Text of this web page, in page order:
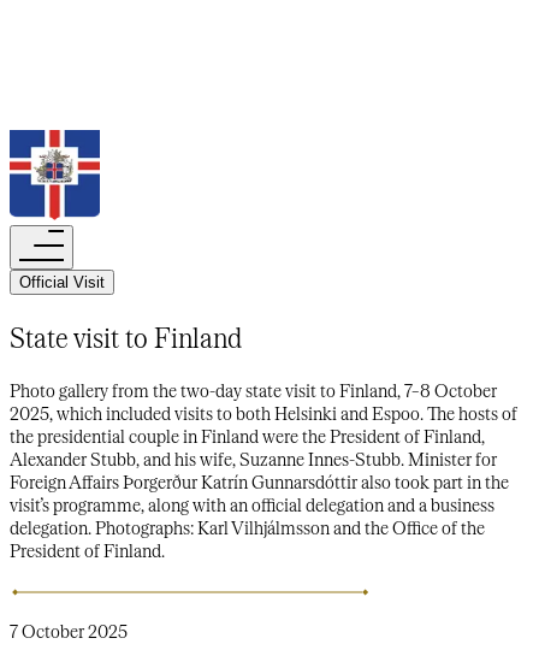
Official Visit​​​​‌ ‍ ​‍​‍‌‍ ‌ ​‍‌‍‍‌‌‍‌ ‌‍‍‌‌‍ ‍​‍​‍​ ‍‍​‍​‍‌ ​ ‌‍​‌‌‍ ‍‌‍‍‌‌ ‌​‌ ‍‌​‍ ‍‌‍‍‌‌‍ ​‍​‍​‍ ​​‍​‍‌‍‍​‌ ​‍‌‍‌‌‌‍‌‍​‍​‍​ ‍‍​‍​‍‌‍‍​‌ ‌​‌ ‌​‌ ​​‌ ​ ​‍ ​‍ ‌‍‌‍‌‍ ‌ ​‍‌ ​ ‌‍‌‌‌ ‌​‌‍‍‌​‍ ‌‌‍‍‌‌ ​ ‌‍ ​‌‍​‌‌‍ ‍‌‍‌​‌ ​ ​‍ ‍‌ ‌‍‌‍‌‌‌ ​‍‌‍​ ‌‍‌‌‌‍ ​​‍ ‍‌‍​‌‌ ​​‌ ​​​‍ ‌ ​ ‌ ‌​‌ ‌‌‌‍‌​‌‍‍‌‌‍ ​‍ ‌‍‍‌‌‍ ‍‌ ‌​‌‍‌‌‌‍ ‍‌ ‌​​‍ ‌‍‌‌‌‍‌​‌‍‍‌‌ ‌​​‍ ‌‍ ‌‌‍ ‌‍‌​‌‍‌‌​ ‌‌ ​​‌ ​‍‌‍‌‌‌ ​ ‌‍‌‌‌‍ ‍‌ ‌​‌‍​‌‌ ‌​‌‍‍‌‌‍ ‌‍ ‍​ ‍ ‌‍‍‌‌‍‌​​ ‌‌‍​‌​ ‌​​ ​‍​ ‌​​ ‌‌‌‍‌‌​ ‌​​ ‍‌​‍ ‌‌‍​‍‌‍​‌‌‍‌‍​ ‌​​‍ ‌​ ‌​‌‍​‍‌‍​‍​ ​​​‍ ‌‌‍​‌​ ‍‌​ ​‍‌‍‌​​‍ ‌‌‍​ ‌‍‌‌​ ​‍‌‍​‌​ ​ ​ ​‍​ ‌‌‌‍‌‌​ ‌‍​ ​‌​ ‍​‌‍​‍​ ‍ ‌ ‌​‌ ‍‌‌ ​​‌‍‌‌​ ‌‌ ‌​‌‍​‌‌‍‌ ​ ‍ ‌ ​​‌‍​‌‌ ‌​‌‍‍​​ ‌‌ ‌​‌‍‍‌‌ ‌​‌‍ ​‌‍‌‌‌​‌‌‌‍ ‍​ ‌‍​‍‌‍​‌‌ ​ ‌‍‌‌‌‌‌‌‌ ​‍‌‍ ​​ ‌‌‍‍​‌ ‌​‌ ‌​‌ ​​‌ ​ ​‍‌‌​ ​‍‌​‌‍​‍‌‌​ ​‍‌​‌‍‌‍‌‍‌‍ ‌ ​‍‌ ​ ‌‍‌‌‌ ‌​‌‍‍‌​‍ ‌‌‍‍‌‌ ​ ‌‍ ​‌‍​‌‌‍ ‍‌‍‌​‌ ​ ​‍ ‍‌ ‌‍‌‍‌‌‌ ​‍‌‍​ ‌‍‌‌‌‍ ​​‍ ‍‌‍​‌‌ ​​‌ ​​​‍‌‌​ ​‍‌​‌‍‌ ​ ‌ ‌​‌ ‌‌‌‍‌​‌‍‍‌‌‍ ​‍‌‍‌‍‍‌‌‍‌​​ ‌‌‍​‌​ ‌​​ ​‍​ ‌​​ ‌‌‌‍‌‌​ ‌​​ ‍‌​‍ ‌‌‍​‍‌‍​‌‌‍‌‍​ ‌​​‍ ‌​ ‌​‌‍​‍‌‍​‍​ ​​​‍ ‌‌‍​‌​ ‍‌​ ​‍‌‍‌​​‍ ‌‌‍​ ‌‍‌‌​ ​‍‌‍​‌​ ​ ​ ​‍​ ‌‌‌‍‌‌​ ‌‍​ ​‌​ ‍​‌‍​‍​‍‌‍‌ ‌​‌ ‍‌‌ ​​‌‍‌‌​ ‌‌ ‌​‌‍​‌‌‍‌ ​‍‌‍‌ ​​‌‍​‌‌ ‌​‌‍‍​​ ‌‌ ‌​‌‍‍‌‌ ‌​‌‍ ​‌‍‌‌‌​‌‌‌‍ ‍​‍‌‍‌ ​​‌‍‌‌‌ ​‍‌ ​ ‌ ​​‌‍‌‌‌‍​ ‌ ‌​‌‍‍‌‌ ‌‍‌‍‌‌​ ‌‌ ​​‌ ‌‌‌‍​‍‌‍ ​‌‍‍‌‌ ​ ‌‍‍​‌‍‌‌‌‍‌​​‍​‍‌ ‌
State visit to Finland​​​​‌ ‍ ​‍​‍‌‍ ‌ ​‍‌‍‍‌‌‍‌ ‌‍‍‌‌‍ ‍​‍​‍​ ‍‍​‍​‍‌ ​ ‌‍​‌‌‍ ‍‌‍‍‌‌ ‌​‌ ‍‌​‍ ‍‌‍‍‌‌‍ ​‍​‍​‍ ​​‍​‍‌‍‍​‌ ​‍‌‍‌‌‌‍‌‍​‍​‍​ ‍‍​‍​‍‌‍‍​‌ ‌​‌ ‌​‌ ​​‌ ​ ​‍ ​‍ ‌‍‌‍‌‍ ‌ ​‍‌ ​ ‌‍‌‌‌ ‌​‌‍‍‌​‍ ‌‌‍‍‌‌ ​ ‌‍ ​‌‍​‌‌‍ ‍‌‍‌​‌ ​ ​‍ ‍‌ ‌‍‌‍‌‌‌ ​‍‌‍​ ‌‍‌‌‌‍ ​​‍ ‍‌‍​‌‌ ​​‌ ​​​‍ ‌ ​ ‌ ‌​‌ ‌‌‌‍‌​‌‍‍‌‌‍ ​‍ ‌‍‍‌‌‍ ‍‌ ‌​‌‍‌‌‌‍ ‍‌ ‌​​‍ ‌‍‌‌‌‍‌​‌‍‍‌‌ ‌​​‍ ‌‍ ‌‌‍ ‌‍‌​‌‍‌‌​ ‌‌ ​​‌ ​‍‌‍‌‌‌ ​ ‌‍‌‌‌‍ ‍‌ ‌​‌‍​‌‌ ‌​‌‍‍‌‌‍ ‌‍ ‍​ ‍ ‌‍‍‌‌‍‌​​ ‌​ ​​​ ‌​​ ​​‌‍​ ​ ​​​ ​‌​ ‍​​ ‌​​‍ ‌​ ‌ ​ ​​‌‍‌‌​ ‌​​‍ ‌​ ‌​​ ‌ ‌‍‌‌​ ‌ ​‍ ‌‌‍​‍​ ​‍​ ​‍​ ‌‌​‍ ‌​ ​‌​ ​ ​ ‌ ‌‍​‍​ ​​‌‍‌​​ ‌‍‌‍‌‍​ ​​​ ‍‌​ ‍‌‌‍​‌​ ‍ ‌ ‌​‌ ‍‌‌ ​​‌‍‌‌​ ‌‌ ​​‌‍​‌‌‍‌ ‌‍‌‌​ ‍ ‌ ​​‌‍​‌‌ ‌​‌‍‍​​ ‌‌ ​​‌‍​‌‌‍‌ ‌‍‌‌‌​​‍‌ ‌‌‌‍‍‌‌‍ ​‌‍‌​‌‍‌‌‌ ​‍​‍‌‌​ ‌‌‌​​‍‌‌ ‌‍‍ ‌‍‌‌‌ ‍‌​‍‌‌​ ​ ‌​‌​​‍‌‌​ ​ ‌​‌​​‍‌‌​ ​‍​ ​‍​ ‌‍‌‍​ ​ ‌​​ ‍‌​ ​​​ ​‌​ ‌ ​ ‌​‌‍‌​‌‍‌‌‌‍‌‌​ ‌​​‍‌‌​ ​‍​ ​‍​‍‌‌​ ‌‌‌​‌​​‍ ‍‌ ‌​‌‍‍‌‌ ‌​‌‍ ​‌‍‌‌​ ‌‍​‍‌‍​‌‌ ​ ‌‍‌‌‌‌‌‌‌ ​‍‌‍ ​​ ‌‌‍‍​‌ ‌​‌ ‌​‌ ​​‌ ​ ​‍‌‌​ ​‍‌​‌‍​‍‌‌​ ​‍‌​‌‍‌‍‌‍‌‍ ‌ ​‍‌ ​ ‌‍‌‌‌ ‌​‌‍‍‌​‍ ‌‌‍‍‌‌ ​ ‌‍ ​‌‍​‌‌‍ ‍‌‍‌​‌ ​ ​‍ ‍‌ ‌‍‌‍‌‌‌ ​‍‌‍​ ‌‍‌‌‌‍ ​​‍ ‍‌‍​‌‌ ​​‌ ​​​‍‌‌​ ​‍‌​‌‍‌ ​ ‌ ‌​‌ ‌‌‌‍‌​‌‍‍‌‌‍ ​‍‌‍‌‍‍‌‌‍‌​​ ‌​ ​​​ ‌​​ ​​‌‍​ ​ ​​​ ​‌​ ‍​​ ‌​​‍ ‌​ ‌ ​ ​​‌‍‌‌​ ‌​​‍ ‌​ ‌​​ ‌ ‌‍‌‌​ ‌ ​‍ ‌‌‍​‍​ ​‍​ ​‍​ ‌‌​‍ ‌​ ​‌​ ​ ​ ‌ ‌‍​‍​ ​​‌‍‌​​ ‌‍‌‍‌‍​ ​​​ ‍‌​ ‍‌‌‍​‌​‍‌‍‌ ‌​‌ ‍‌‌ ​​‌‍‌‌​ ‌‌ ​​‌‍​‌‌‍‌ ‌‍‌‌​‍‌‍‌ ​​‌‍​‌‌ ‌​‌‍‍​​ ‌‌ ​​‌‍​‌‌‍‌ ‌‍‌‌‌​​‍‌ ‌‌‌‍‍‌‌‍ ​‌‍‌​‌‍‌‌‌ ​‍​‍‌‌​ ‌‌‌​​‍‌‌ ‌‍‍ ‌‍‌‌‌ ‍‌​‍‌‌​ ​ ‌​‌​​‍‌‌​ ​ ‌​‌​​‍‌‌​ ​‍​ ​‍​ ‌‍‌‍​ ​ ‌​​ ‍‌​ ​​​ ​‌​ ‌ ​ ‌​‌‍‌​‌‍‌‌‌‍‌‌​ ‌​​‍‌‌​ ​‍​ ​‍​‍‌‌​ ‌‌‌​‌​​‍ ‍‌ ‌​‌‍‍‌‌ ‌​‌‍ ​‌‍‌‌​‍‌‍‌ ​​‌‍‌‌‌ ​‍‌ ​ ‌ ​​‌‍‌‌‌‍​ ‌ ‌​‌‍‍‌‌ ‌‍‌‍‌‌​ ‌‌ ​​‌ ‌‌‌‍​‍‌‍ ​‌‍‍‌‌ ​ ‌‍‍​‌‍‌‌‌‍‌​​‍​‍‌ ‌
Photo gallery from the two-day state visit to Finland, 7–8 October
2025, which included visits to both Helsinki and Espoo. The hosts of
the presidential couple in Finland were the President of Finland,
Alexander Stubb, and his wife, Suzanne Innes-Stubb. Minister for
Foreign Affairs Þorgerður Katrín Gunnarsdóttir also took part in the
visit’s programme, along with an official delegation and a business
delegation. Photographs: Karl Vilhjálmsson and the Office of the
President of Finland.​​​​‌ ‍ ​‍​‍‌‍ ‌ ​‍‌‍‍‌‌‍‌ ‌‍‍‌‌‍ ‍​‍​‍​ ‍‍​‍​‍‌ ​ ‌‍​‌‌‍ ‍‌‍‍‌‌ ‌​‌ ‍‌​‍ ‍‌‍‍‌‌‍ ​‍​‍​‍ ​​‍​‍‌‍‍​‌ ​‍‌‍‌‌‌‍‌‍​‍​‍​ ‍‍​‍​‍‌‍‍​‌ ‌​‌ ‌​‌ ​​‌ ​ ​‍ ​‍ ‌‍‌‍‌‍ ‌ ​‍‌ ​ ‌‍‌‌‌ ‌​‌‍‍‌​‍ ‌‌‍‍‌‌ ​ ‌‍ ​‌‍​‌‌‍ ‍‌‍‌​‌ ​ ​‍ ‍‌ ‌‍‌‍‌‌‌ ​‍‌‍​ ‌‍‌‌‌‍ ​​‍ ‍‌‍​‌‌ ​​‌ ​​​‍ ‌ ​ ‌ ‌​‌ ‌‌‌‍‌​‌‍‍‌‌‍ ​‍ ‌‍‍‌‌‍ ‍‌ ‌​‌‍‌‌‌‍ ‍‌ ‌​​‍ ‌‍‌‌‌‍‌​‌‍‍‌‌ ‌​​‍ ‌‍ ‌‌‍ ‌‍‌​‌‍‌‌​ ‌‌ ​​‌ ​‍‌‍‌‌‌ ​ ‌‍‌‌‌‍ ‍‌ ‌​‌‍​‌‌ ‌​‌‍‍‌‌‍ ‌‍ ‍​ ‍ ‌‍‍‌‌‍‌​​ ‌​ ​​​ ‌​​ ​​‌‍​ ​ ​​​ ​‌​ ‍​​ ‌​​‍ ‌​ ‌ ​ ​​‌‍‌‌​ ‌​​‍ ‌​ ‌​​ ‌ ‌‍‌‌​ ‌ ​‍ ‌‌‍​‍​ ​‍​ ​‍​ ‌‌​‍ ‌​ ​‌​ ​ ​ ‌ ‌‍​‍​ ​​‌‍‌​​ ‌‍‌‍‌‍​ ​​​ ‍‌​ ‍‌‌‍​‌​ ‍ ‌ ‌​‌ ‍‌‌ ​​‌‍‌‌​ ‌‌ ​​‌‍​‌‌‍‌ ‌‍‌‌​ ‍ ‌ ​​‌‍​‌‌ ‌​‌‍‍​​ ‌‌ ​​‌‍​‌‌‍‌ ‌‍‌‌‌​​‍‌ ‌‌‌‍‍‌‌‍ ​‌‍‌​‌‍‌‌‌ ​‍​‍‌‌​ ‌‌‌​​‍‌‌ ‌‍‍ ‌‍‌‌‌ ‍‌​‍‌‌​ ​ ‌​‌​​‍‌‌​ ​ ‌​‌​​‍‌‌​ ​‍​ ​‍​ ‌‍‌‍​ ​ ‌​​ ‍‌​ ​​​ ​‌​ ‌ ​ ‌​‌‍‌​‌‍‌‌‌‍‌‌​ ‌​​‍‌‌​ ​‍​ ​‍​‍‌‌​ ‌‌‌​‌​​‍ ‍‌‍‌​‌‍‌‌‌ ​ ‌‍​ ‌ ​‍‌‍‍‌‌ ​​‌ ‌​‌‍‍‌‌‍ ‌‍ ‍​ ‌‍​‍‌‍​‌‌ ​ ‌‍‌‌‌‌‌‌‌ ​‍‌‍ ​​ ‌‌‍‍​‌ ‌​‌ ‌​‌ ​​‌ ​ ​‍‌‌​ ​‍‌​‌‍​‍‌‌​ ​‍‌​‌‍‌‍‌‍‌‍ ‌ ​‍‌ ​ ‌‍‌‌‌ ‌​‌‍‍‌​‍ ‌‌‍‍‌‌ ​ ‌‍ ​‌‍​‌‌‍ ‍‌‍‌​‌ ​ ​‍ ‍‌ ‌‍‌‍‌‌‌ ​‍‌‍​ ‌‍‌‌‌‍ ​​‍ ‍‌‍​‌‌ ​​‌ ​​​‍‌‌​ ​‍‌​‌‍‌ ​ ‌ ‌​‌ ‌‌‌‍‌​‌‍‍‌‌‍ ​‍‌‍‌‍‍‌‌‍‌​​ ‌​ ​​​ ‌​​ ​​‌‍​ ​ ​​​ ​‌​ ‍​​ ‌​​‍ ‌​ ‌ ​ ​​‌‍‌‌​ ‌​​‍ ‌​ ‌​​ ‌ ‌‍‌‌​ ‌ ​‍ ‌‌‍​‍​ ​‍​ ​‍​ ‌‌​‍ ‌​ ​‌​ ​ ​ ‌ ‌‍​‍​ ​​‌‍‌​​ ‌‍‌‍‌‍​ ​​​ ‍‌​ ‍‌‌‍​‌​‍‌‍‌ ‌​‌ ‍‌‌ ​​‌‍‌‌​ ‌‌ ​​‌‍​‌‌‍‌ ‌‍‌‌​‍‌‍‌ ​​‌‍​‌‌ ‌​‌‍‍​​ ‌‌ ​​‌‍​‌‌‍‌ ‌‍‌‌‌​​‍‌ ‌‌‌‍‍‌‌‍ ​‌‍‌​‌‍‌‌‌ ​‍​‍‌‌​ ‌‌‌​​‍‌‌ ‌‍‍ ‌‍‌‌‌ ‍‌​‍‌‌​ ​ ‌​‌​​‍‌‌​ ​ ‌​‌​​‍‌‌​ ​‍​ ​‍​ ‌‍‌‍​ ​ ‌​​ ‍‌​ ​​​ ​‌​ ‌ ​ ‌​‌‍‌​‌‍‌‌‌‍‌‌​ ‌​​‍‌‌​ ​‍​ ​‍​‍‌‌​ ‌‌‌​‌​​‍ ‍‌‍‌​‌‍‌‌‌ ​ ‌‍​ ‌ ​‍‌‍‍‌‌ ​​‌ ‌​‌‍‍‌‌‍ ‌‍ ‍​‍‌‍‌ ​​‌‍‌‌‌ ​‍‌ ​ ‌ ​​‌‍‌‌‌‍​ ‌ ‌​‌‍‍‌‌ ‌‍‌‍‌‌​ ‌‌ ​​‌ ‌‌‌‍​‍‌‍ ​‌‍‍‌‌ ​ ‌‍‍​‌‍‌‌‌‍‌​​‍​‍‌ ‌
7 October 2025​​​​‌ ‍ ​‍​‍‌‍ ‌ ​‍‌‍‍‌‌‍‌ ‌‍‍‌‌‍ ‍​‍​‍​ ‍‍​‍​‍‌ ​ ‌‍​‌‌‍ ‍‌‍‍‌‌ ‌​‌ ‍‌​‍ ‍‌‍‍‌‌‍ ​‍​‍​‍ ​​‍​‍‌‍‍​‌ ​‍‌‍‌‌‌‍‌‍​‍​‍​ ‍‍​‍​‍‌‍‍​‌ ‌​‌ ‌​‌ ​​‌ ​ ​‍ ​‍ ‌‍‌‍‌‍ ‌ ​‍‌ ​ ‌‍‌‌‌ ‌​‌‍‍‌​‍ ‌‌‍‍‌‌ ​ ‌‍ ​‌‍​‌‌‍ ‍‌‍‌​‌ ​ ​‍ ‍‌ ‌‍‌‍‌‌‌ ​‍‌‍​ ‌‍‌‌‌‍ ​​‍ ‍‌‍​‌‌ ​​‌ ​​​‍ ‌ ​ ‌ ‌​‌ ‌‌‌‍‌​‌‍‍‌‌‍ ​‍ ‌‍‍‌‌‍ ‍‌ ‌​‌‍‌‌‌‍ ‍‌ ‌​​‍ ‌‍‌‌‌‍‌​‌‍‍‌‌ ‌​​‍ ‌‍ ‌‌‍ ‌‍‌​‌‍‌‌​ ‌‌ ​​‌ ​‍‌‍‌‌‌ ​ ‌‍‌‌‌‍ ‍‌ ‌​‌‍​‌‌ ‌​‌‍‍‌‌‍ ‌‍ ‍​ ‍ ‌‍‍‌‌‍‌​​ ‌​ ​​​ ‌​​ ​​‌‍​ ​ ​​​ ​‌​ ‍​​ ‌​​‍ ‌​ ‌ ​ ​​‌‍‌‌​ ‌​​‍ ‌​ ‌​​ ‌ ‌‍‌‌​ ‌ ​‍ ‌‌‍​‍​ ​‍​ ​‍​ ‌‌​‍ ‌​ ​‌​ ​ ​ ‌ ‌‍​‍​ ​​‌‍‌​​ ‌‍‌‍‌‍​ ​​​ ‍‌​ ‍‌‌‍​‌​ ‍ ‌ ‌​‌ ‍‌‌ ​​‌‍‌‌​ ‌‌ ​​‌‍​‌‌‍‌ ‌‍‌‌​ ‍ ‌ ​​‌‍​‌‌ ‌​‌‍‍​​ ‌‌ ​​‌‍​‌‌‍‌ ‌‍‌‌‌​​‍‌ ‌‌‌‍‍‌‌‍ ​‌‍‌​‌‍‌‌‌ ​‍​‍‌‌​ ‌‌‌​​‍‌‌ ‌‍‍ ‌‍‌‌‌ ‍‌​‍‌‌​ ​ ‌​‌​​‍‌‌​ ​ ‌​‌​​‍‌‌​ ​‍​ ​‍​ ​‍​ ‍‌‌‍‌​​ ​‍‌‍​‍​ ​​​ ‍‌​ ​‌‌‍‌​​ ‌​​ ‌​​ ‌​​‍‌‌​ ​‍​ ​‍​‍‌‌​ ‌‌‌​‌​​‍ ‍‌‍‍​‌‍‌‌‌‍​‌‌‍‌​‌‍‍‌‌‍ ‍‌‍‌ ​ ‌‍​‍‌‍​‌‌ ​ ‌‍‌‌‌‌‌‌‌ ​‍‌‍ ​​ ‌‌‍‍​‌ ‌​‌ ‌​‌ ​​‌ ​ ​‍‌‌​ ​‍‌​‌‍​‍‌‌​ ​‍‌​‌‍‌‍‌‍‌‍ ‌ ​‍‌ ​ ‌‍‌‌‌ ‌​‌‍‍‌​‍ ‌‌‍‍‌‌ ​ ‌‍ ​‌‍​‌‌‍ ‍‌‍‌​‌ ​ ​‍ ‍‌ ‌‍‌‍‌‌‌ ​‍‌‍​ ‌‍‌‌‌‍ ​​‍ ‍‌‍​‌‌ ​​‌ ​​​‍‌‌​ ​‍‌​‌‍‌ ​ ‌ ‌​‌ ‌‌‌‍‌​‌‍‍‌‌‍ ​‍‌‍‌‍‍‌‌‍‌​​ ‌​ ​​​ ‌​​ ​​‌‍​ ​ ​​​ ​‌​ ‍​​ ‌​​‍ ‌​ ‌ ​ ​​‌‍‌‌​ ‌​​‍ ‌​ ‌​​ ‌ ‌‍‌‌​ ‌ ​‍ ‌‌‍​‍​ ​‍​ ​‍​ ‌‌​‍ ‌​ ​‌​ ​ ​ ‌ ‌‍​‍​ ​​‌‍‌​​ ‌‍‌‍‌‍​ ​​​ ‍‌​ ‍‌‌‍​‌​‍‌‍‌ ‌​‌ ‍‌‌ ​​‌‍‌‌​ ‌‌ ​​‌‍​‌‌‍‌ ‌‍‌‌​‍‌‍‌ ​​‌‍​‌‌ ‌​‌‍‍​​ ‌‌ ​​‌‍​‌‌‍‌ ‌‍‌‌‌​​‍‌ ‌‌‌‍‍‌‌‍ ​‌‍‌​‌‍‌‌‌ ​‍​‍‌‌​ ‌‌‌​​‍‌‌ ‌‍‍ ‌‍‌‌‌ ‍‌​‍‌‌​ ​ ‌​‌​​‍‌‌​ ​ ‌​‌​​‍‌‌​ ​‍​ ​‍​ ​‍​ ‍‌‌‍‌​​ ​‍‌‍​‍​ ​​​ ‍‌​ ​‌‌‍‌​​ ‌​​ ‌​​ ‌​​‍‌‌​ ​‍​ ​‍​‍‌‌​ ‌‌‌​‌​​‍ ‍‌‍‍​‌‍‌‌‌‍​‌‌‍‌​‌‍‍‌‌‍ ‍‌‍‌ ​‍‌‍‌ ​​‌‍‌‌‌ ​‍‌ ​ ‌ ​​‌‍‌‌‌‍​ ‌ ‌​‌‍‍‌‌ ‌‍‌‍‌‌​ ‌‌ ​​‌ ‌‌‌‍​‍‌‍ ​‌‍‍‌‌ ​ ‌‍‍​‌‍‌‌‌‍‌​​‍​‍‌ ‌